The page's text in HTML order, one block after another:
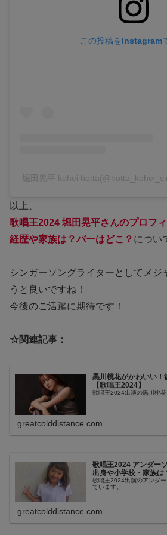
この投稿をInstagram
堀田晃平 kohei
以上、
歌唱王2024 堀田晃平さんのプロフィ
経歴や家族は？バーはどこ？ につい
シンガーソングライターとしてメジ
うと良いですね！
今後のご活躍に期待です！
☆関連記事：
黒川桃花がかわいい！
【歌唱王2024】
歌唱王2024出演の黒川桃花
greatcolddistance.com
歌唱王2024 アンダー
出身や小学校・家族は
歌唱王2024出演のアンダ
ています。
greatcolddistance.com